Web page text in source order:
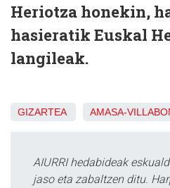
Heriotza honekin,
hasieratik Euskal
langileak.
GIZARTEA AMASA-
AIURRI hedabideak
jaso eta zabaltzen ditu.